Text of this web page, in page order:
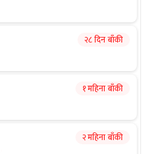
२८ दिन बाँकी
१ महिना बाँकी
२ महिना बाँकी